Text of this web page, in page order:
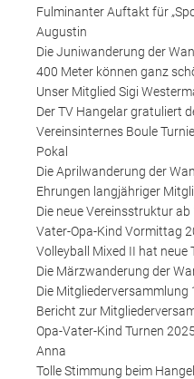
Fulminanter Auftakt für
Augustin
Die Juniwanderung der
400 Meter können ganz
Unser Mitglied Sigi
Der TV Hangelar gratuliert
Vereinsinternes Boule
Pokal
Die Aprilwanderung der
Ehrungen langjähriger
Die neue Vereinsstruktur ab
Vater-Opa-Kind Vormittag
Volleyball Mixed II hat neue
Die Märzwanderung der
Die Mitgliederversammlung
Bericht zur
Opa-Vater-Kind Turnen
Anna
Tolle Stimmung beim